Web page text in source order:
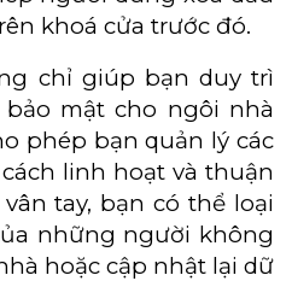
khoá cửa trước đó.
chỉ giúp bạn duy trì
mật cho ngôi nhà
phép bạn quản lý các
linh hoạt và thuận
tay, bạn có thể loại
những người không
hoặc cập nhật lại dữ